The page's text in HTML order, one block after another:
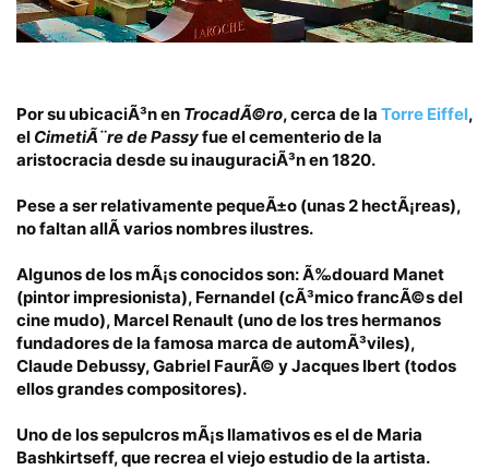
Por su ubicaciÃ³n en TrocadÃ©ro, cerca de la Torre Eiffel,
el CimetiÃ¨re de Passyfue el cementerio de la
aristocracia desde su inauguraciÃ³n en 1820.
Pese a ser relativamente pequeÃ±o (unas 2 hectÃ¡reas),
no faltan allÃ­ varios nombres ilustres.
Algunos de los mÃ¡s conocidos son:Ã‰douard Manet
(pintor impresionista), Fernandel (cÃ³mico francÃ©s del
cine mudo), Marcel Renault (uno de los tres hermanos
fundadores de la famosa marca de automÃ³viles),
Claude Debussy,Gabriel FaurÃ© yJacques Ibert (todos
ellos grandes compositores).
Uno de los sepulcros mÃ¡s llamativos es el de Maria
Bashkirtseff, que recrea el viejo estudio de la artista.